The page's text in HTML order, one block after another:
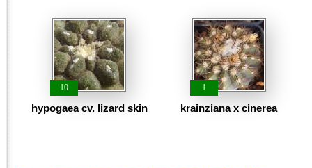
10
hypogaea cv. lizard skin
1
krainziana x cinerea